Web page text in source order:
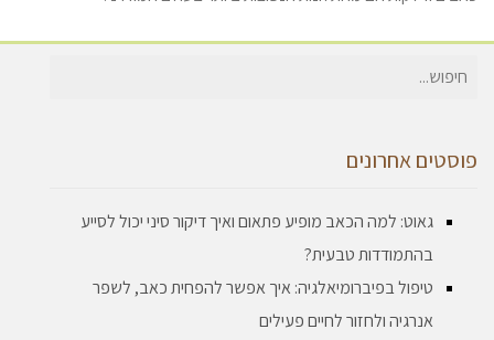
חיפוש
פוסטים אחרונים
גאוט: למה הכאב מופיע פתאום ואיך דיקור סיני יכול לסייע
בהתמודדות טבעית?
טיפול בפיברומיאלגיה: איך אפשר להפחית כאב, לשפר
אנרגיה ולחזור לחיים פעילים